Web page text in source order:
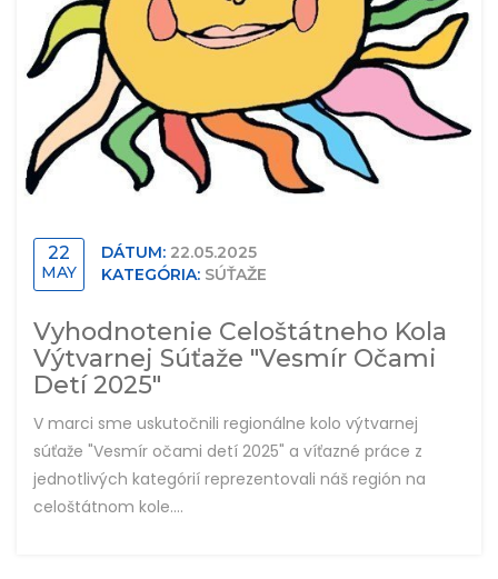
22
MAY
DÁTUM: 22.05.2025
KATEGÓRIA: SÚŤAŽE
Vyhodnotenie Celoštátneho Kola
Výtvarnej Súťaže "Vesmír Očami
Detí 2025"
V marci sme uskutočnili regionálne kolo výtvarnej
súťaže "Vesmír očami detí 2025" a víťazné práce z
jednotlivých kategórií reprezentovali náš región na
celoštátnom kole....